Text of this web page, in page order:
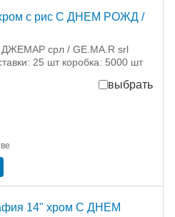
с рис С ДНЕМ РОЖД /
ДЖЕМАР срл / GE.MA.R srl
25 шт коробка: 5000 шт
выбрать
14" хром С ДНЕМ